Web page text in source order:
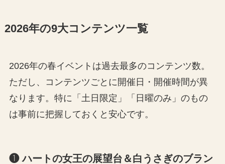
2026年の9大コンテンツ一覧
2026年の春イベントは過去最多のコンテンツ数。
ただし、コンテンツごとに開催日・開催時間が異
なります。特に「土日限定」「日曜のみ」のもの
は事前に把握しておくと安心です。
❶ ハートの女王の展望台＆白うさぎのブラン